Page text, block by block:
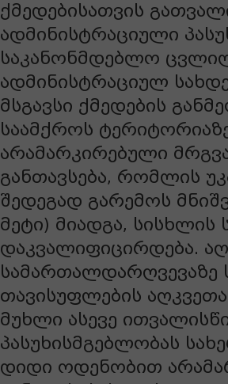
ქმედებისათვის
ადმინისტრაციული
საკანონმდებლო
ადმინისტრაციულ
მსგავსი ქმედების
საამქროს
არამარკირებული
განთავსება, რომლის
შედეგად გარემოს
მეტი) მიადგა,
დაკვალიფიცირდება.
სამართალდარღვევაზე
თავისუფლების
მუხლი ასევე
პასუხისმგებლობას
დიდი ოდენობით